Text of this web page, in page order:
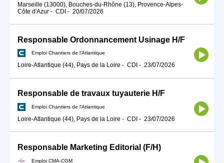
Marseille (13000), Bouches-du-Rhône (13), Provence-Alpes-
Côte d'Azur - CDI - 20/07/2026
Responsable Ordonnancement Usinage H/F
Emploi Chantiers de l'Atlantique
Loire-Atlantique (44), Pays de la Loire - CDI - 23/07/2026
Responsable de travaux tuyauterie H/F
Emploi Chantiers de l'Atlantique
Loire-Atlantique (44), Pays de la Loire - CDI - 23/07/2026
Responsable Marketing Editorial (F/H)
Emploi CMA-CGM